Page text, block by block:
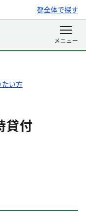
都全体で探す
い方
貸付